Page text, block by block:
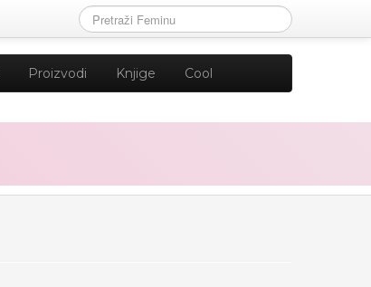
Proizvodi Knjige Cool